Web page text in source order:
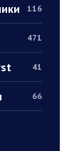
116
471
41
66